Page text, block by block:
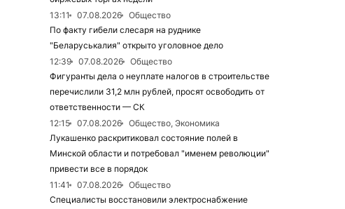
13:11
07.08.2026
Общество
По факту гибели слесаря на руднике
"Беларуськалия" открыто уголовное дело
12:39
07.08.2026
Общество
Фигуранты дела о неуплате налогов в строительстве
перечислили 31,2 млн рублей, просят освободить от
ответственности — СК
12:15
07.08.2026
Общество, Экономика
Лукашенко раскритиковал состояние полей в
Минской области и потребовал "именем революции"
привести все в порядок
11:41
07.08.2026
Общество
Специалисты восстановили электроснабжение